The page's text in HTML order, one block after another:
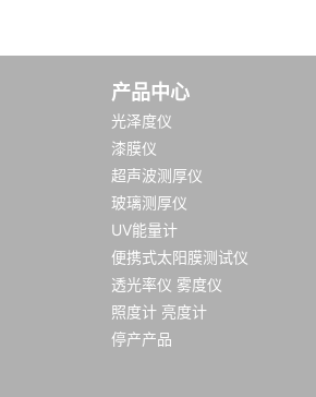
产品中心
光泽度仪
漆膜仪
超声波测厚仪
玻璃测厚仪
UV能量计
便携式太阳膜测试仪
透光率仪 雾度仪
照度计 亮度计
停产产品